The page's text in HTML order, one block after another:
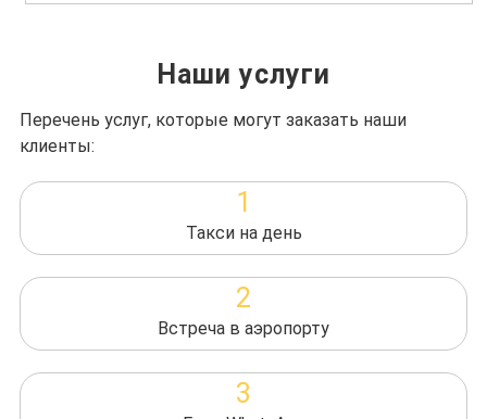
Наши услуги
Перечень услуг, которые могут заказать наши
клиенты:
1
Такси на день
2
Встреча в аэропорту
3